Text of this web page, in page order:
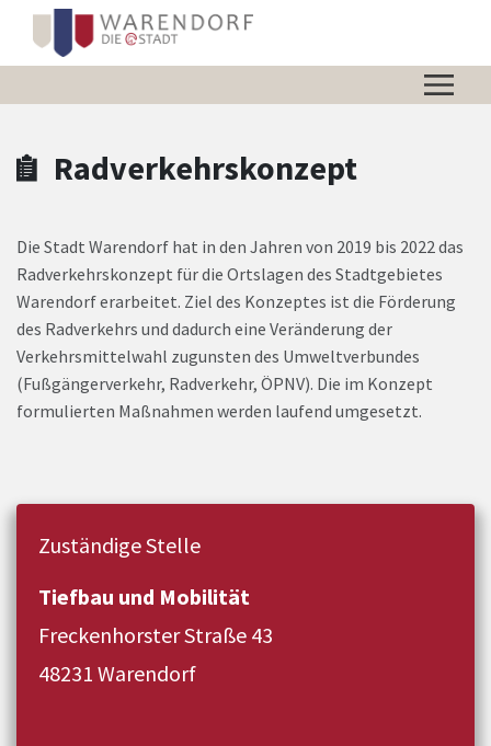
Zum Header
Zum Hauptinhalt
Zum Footer
Zum Hauptinhalt springen
Radverkehrskonzept
Die Stadt Warendorf hat in den Jahren von 2019 bis 2022 das
Radverkehrskonzept für die Ortslagen des Stadtgebietes
Warendorf erarbeitet. Ziel des Konzeptes ist die Förderung
des Radverkehrs und dadurch eine Veränderung der
Verkehrsmittelwahl zugunsten des Umweltverbundes
(Fußgängerverkehr, Radverkehr, ÖPNV). Die im Konzept
formulierten Maßnahmen werden laufend umgesetzt.
Zuständige Stelle
Tiefbau und Mobilität
Freckenhorster Straße 43
48231 Warendorf